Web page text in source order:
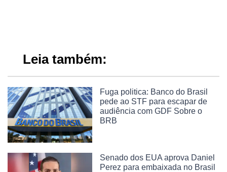
Leia também:
Fuga politica: Banco do Brasil
pede ao STF para escapar de
audiência com GDF Sobre o
BRB
Senado dos EUA aprova Daniel
Perez para embaixada no Brasil